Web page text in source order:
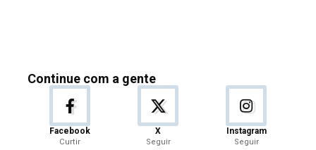
Continue com a gente
Facebook
Curtir
X
Seguir
Instagram
Seguir